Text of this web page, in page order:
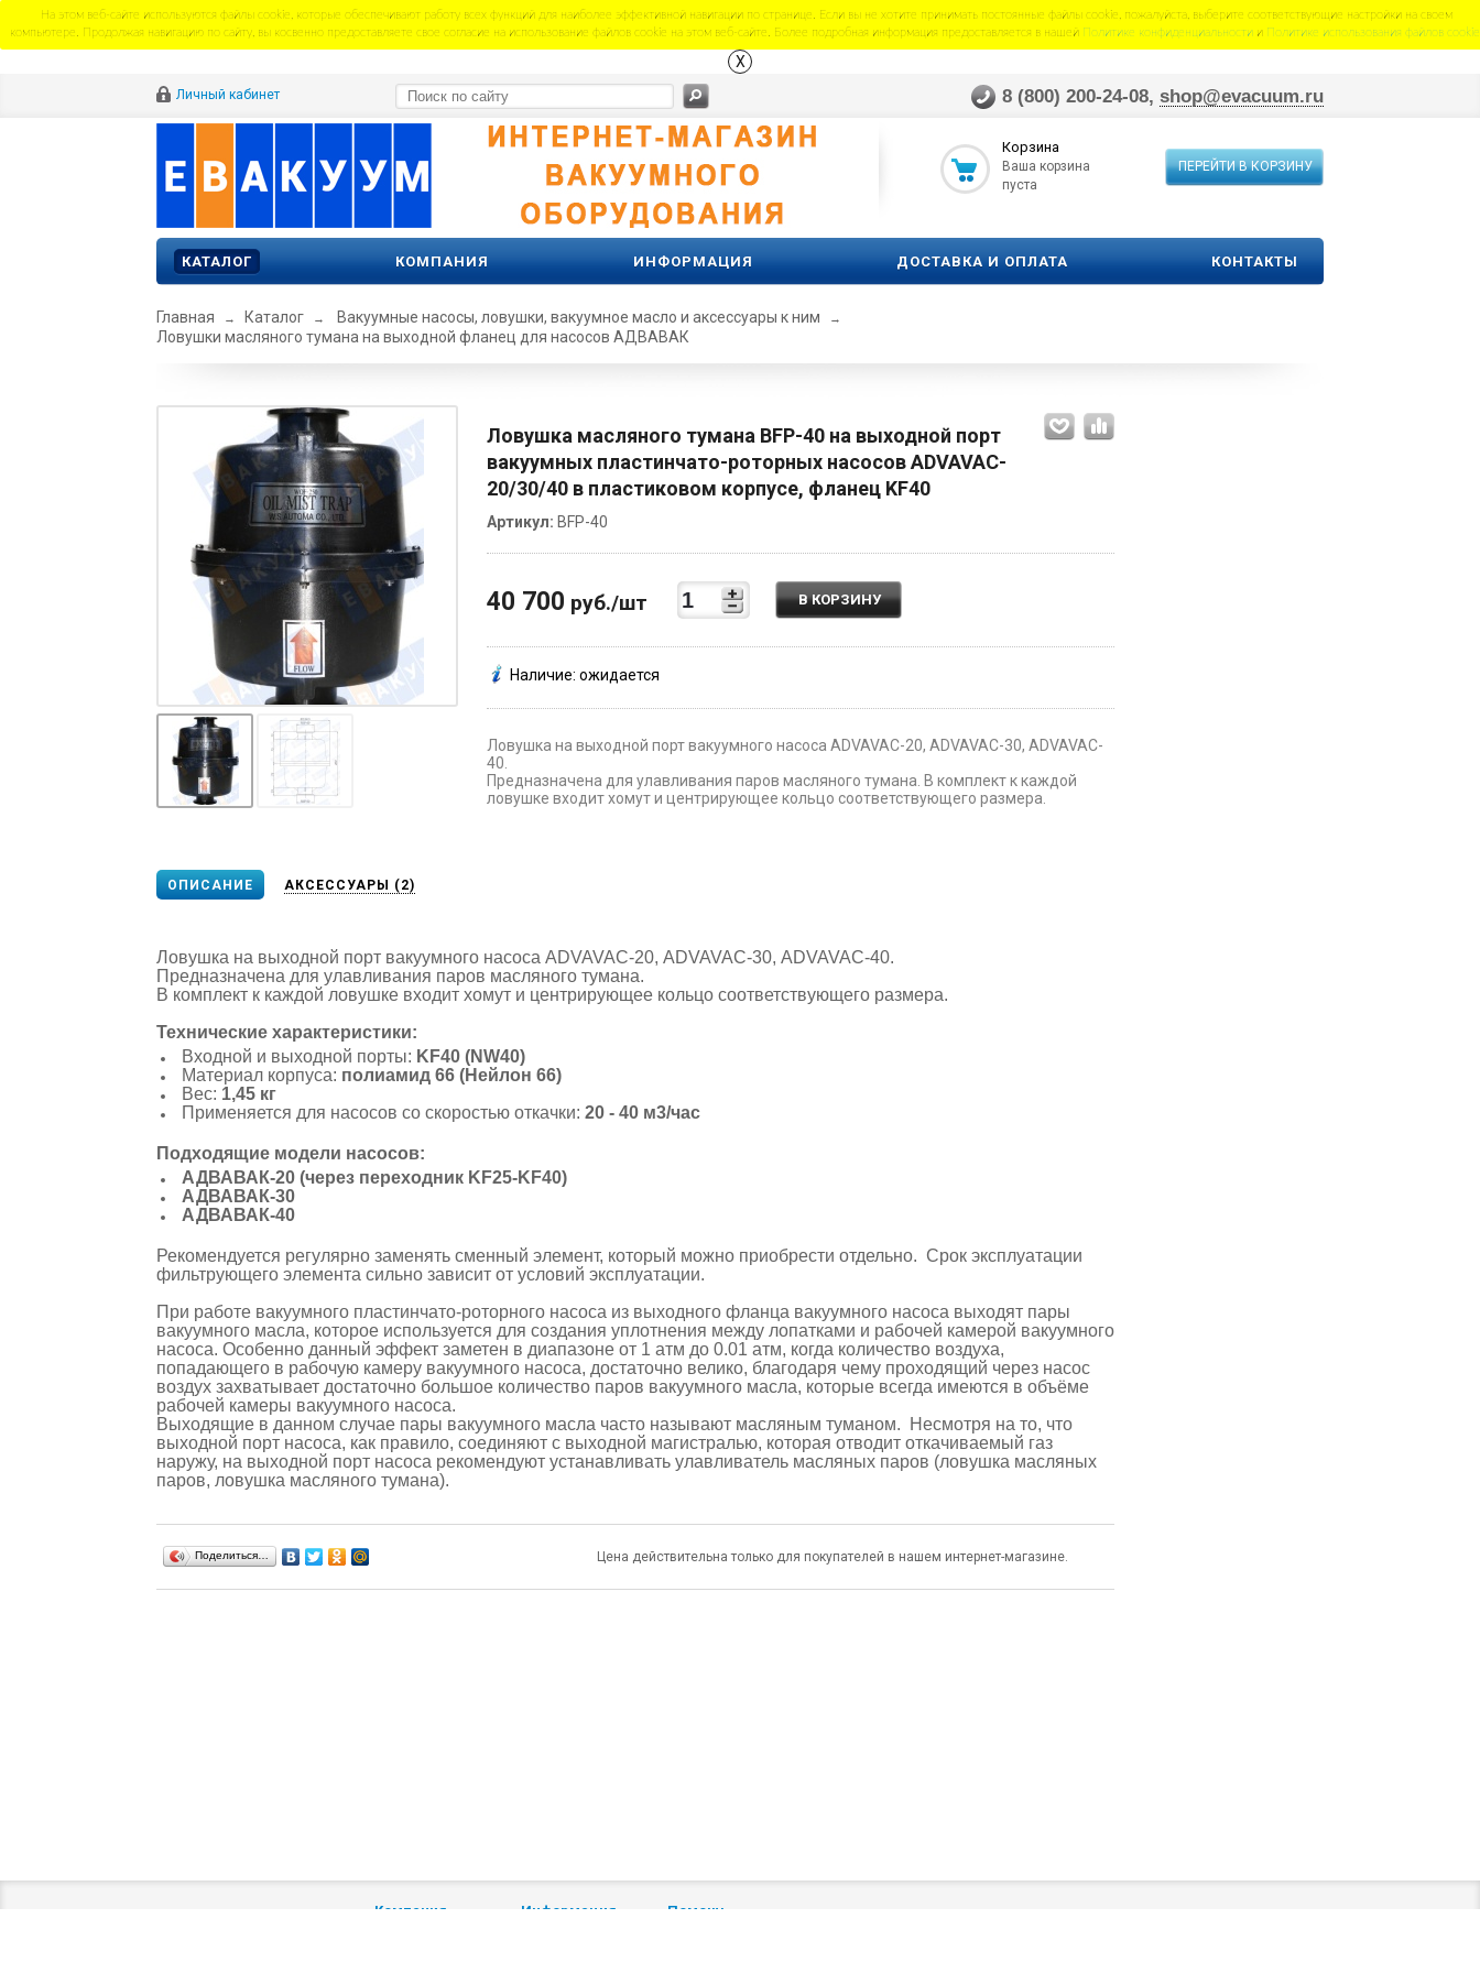
На этом веб-сайте используются файлы cookie, которые обеспечивают работу всех функций для наиболее эффективной навигации по странице. Если вы не хотите принимать постоянные файлы cookie, пожалуйста, выберите соответствующие настройки на своем
компьютере. Продолжая навигацию по сайту, вы косвенно предоставляете свое согласие на использование файлов cookie на этом веб-сайте. Более подробная информация предоставляется в нашей
Политике конфиденциальности и Политике использования файлов сookie
X
Личный кабинет 8 (800) 200-24-08, shop@evacuum.ru
Корзина
Ваша корзина
пуста
ПЕРЕЙТИ В КОРЗИНУ
КАТАЛОГ КОМПАНИЯ ИНФОРМАЦИЯ ДОСТАВКА И ОПЛАТА КОНТАКТЫ
Главная → Каталог → Вакуумные насосы, ловушки, вакуумное масло и аксессуары к ним →
Ловушки масляного тумана на выходной фланец для насосов АДВАВАК
Ловушка масляного тумана BFP-40 на выходной порт
вакуумных пластинчато-роторных насосов ADVAVAC-
20/30/40 в пластиковом корпусе, фланец KF40
Артикул: BFP-40
40 700 руб./шт В КОРЗИНУ
Наличие: ожидается
Ловушка на выходной порт вакуумного насоса ADVAVAC-20, ADVAVAC-30, ADVAVAC-
40.
Предназначена для улавливания паров масляного тумана. В комплект к каждой
ловушке входит хомут и центрирующее кольцо соответствующего размера.
ОПИСАНИЕ АКСЕССУАРЫ (2)
Ловушка на выходной порт вакуумного насоса ADVAVAC-20, ADVAVAC-30, ADVAVAC-40.
Предназначена для улавливания паров масляного тумана.
В комплект к каждой ловушке входит хомут и центрирующее кольцо соответствующего размера.
Технические характеристики:
Входной и выходной порты: KF40 (NW40)
Материал корпуса: полиамид 66 (Нейлон 66)
Вес: 1,45 кг
Применяется для насосов со скоростью откачки: 20 - 40 м3/час
Подходящие модели насосов:
АДВАВАК-20 (через переходник KF25-KF40)
АДВАВАК-30
АДВАВАК-40
Рекомендуется регулярно заменять сменный элемент, который можно приобрести отдельно. Срок эксплуатации
фильтрующего элемента сильно зависит от условий эксплуатации.
При работе вакуумного пластинчато-роторного насоса из выходного фланца вакуумного насоса выходят пары
вакуумного масла, которое используется для создания уплотнения между лопатками и рабочей камерой вакуумного
насоса. Особенно данный эффект заметен в диапазоне от 1 атм до 0.01 атм, когда количество воздуха,
попадающего в рабочую камеру вакуумного насоса, достаточно велико, благодаря чему проходящий через насос
воздух захватывает достаточно большое количество паров вакуумного масла, которые всегда имеются в объёме
рабочей камеры вакуумного насоса.
Выходящие в данном случае пары вакуумного масла часто называют масляным туманом. Несмотря на то, что
выходной порт насоса, как правило, соединяют с выходной магистралью, которая отводит откачиваемый газ
наружу, на выходной порт насоса рекомендуют устанавливать улавливатель масляных паров (ловушка масляных
паров, ловушка масляного тумана).
Поделиться… Цена действительна только для покупателей в нашем интернет-магазине.
Компания Информация Помощь